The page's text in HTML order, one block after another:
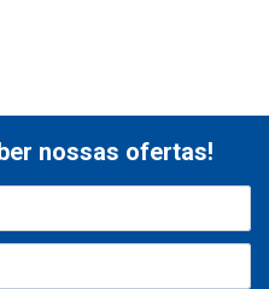
nossas ofertas!